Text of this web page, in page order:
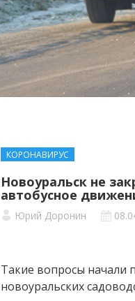
КОРОНАВИРУС
Новоуральск не
автобусное
Юрий Доронин
Такие вопросы начали
новоуральских